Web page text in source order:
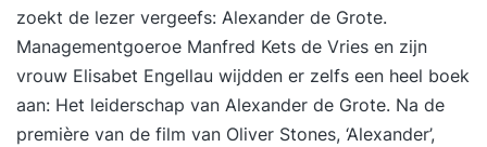
zoekt de lezer vergeefs: Alexander de Grote.
Managementgoeroe Manfred Kets de Vries en zijn
vrouw Elisabet Engellau wijdden er zelfs een heel boek
aan: Het leiderschap van Alexander de Grote. Na de
première van de film van Oliver Stones, ‘Alexander’,